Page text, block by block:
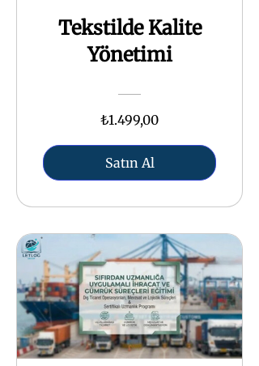
Tekstilde Kalite
Yönetimi
₺1.499,00
Satın Al